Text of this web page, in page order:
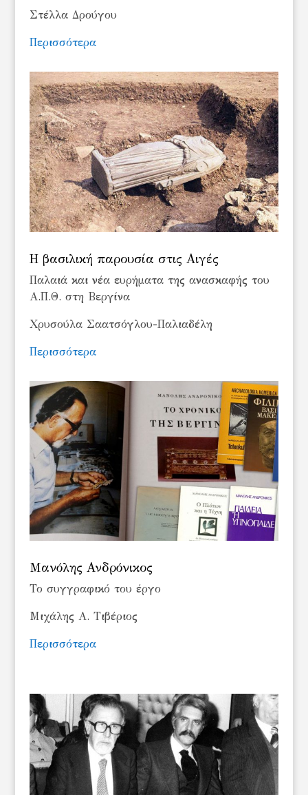
Στέλλα Δρούγου
Περισσότερα
Η βασιλική παρουσία στις Αιγές
Παλαιά και νέα ευρήματα της ανασκαφής του
Α.Π.Θ. στη Βεργίνα
Χρυσούλα Σαατσόγλου-Παλιαδέλη
Περισσότερα
Μανόλης Ανδρόνικος
Το συγγραφικό του έργο
Μιχάλης Α. Τιβέριος
Περισσότερα